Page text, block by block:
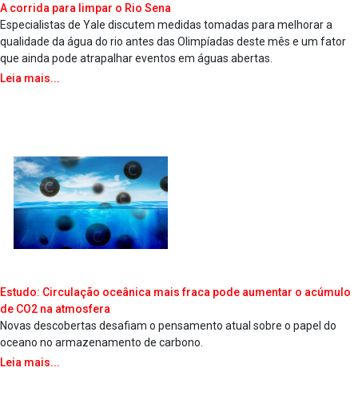
A corrida para limpar o Rio Sena
Especialistas de Yale discutem medidas tomadas para melhorar a
qualidade da água do rio antes das Olimpíadas deste mês e um fator
que ainda pode atrapalhar eventos em águas abertas.
Leia mais...
Estudo: Circulação oceânica mais fraca pode aumentar o acúmulo
de CO2 na atmosfera
Novas descobertas desafiam o pensamento atual sobre o papel do
oceano no armazenamento de carbono.
Leia mais...